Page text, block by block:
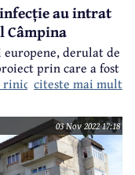
au intrat
derulat de
prin care a fost
cu ultrasunete
4 noiembrie, au
că vorbim de
reanimare, de
citeste mai mult
03 Nov 2022 17:18